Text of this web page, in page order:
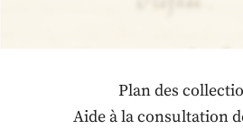
Plan des
Aide à la consultation